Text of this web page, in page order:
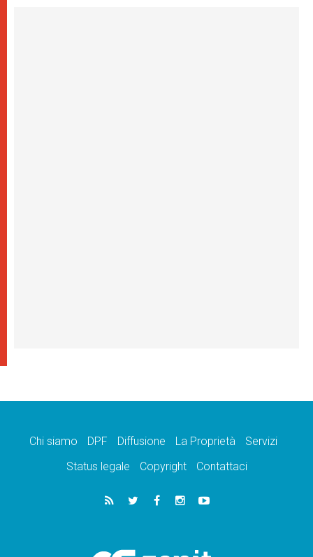
Chi siamo DPF Diffusione La Proprietà
Servizi
Status legale
Copyright Contattaci